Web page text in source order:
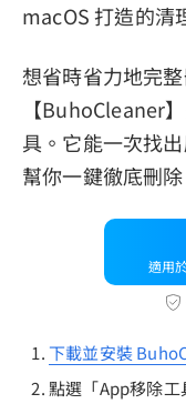
macOS 打造的清
想省時省力地完
【BuhoCleaner
具。它能一次找
幫你一鍵徹底刪除
適用
下載並安裝
點選「App移除工